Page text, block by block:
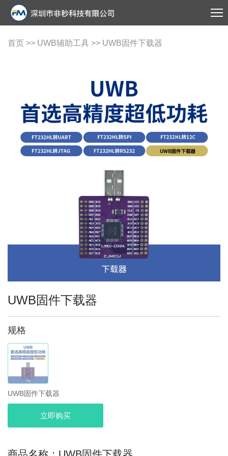
首页 >> UWB辅助工具 >> UWB固件下载器
UWB固件下载器
规格
UWB固件下载器
立即购买
商品名称：UWB固件下载器